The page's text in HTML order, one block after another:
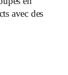
avec des